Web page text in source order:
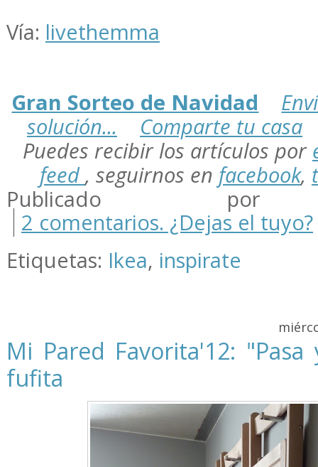
Vía: livethemma
Gran Sorteo de Navidad
solución...
Comparte tu casa
Puedes recibir los artículos por
feed, seguirnos en facebook,
Publicado por
2 comentarios. ¿Dejas el tuyo?
Etiquetas: Ikea, inspirate
Mi Pared Favorita'12:
fufita